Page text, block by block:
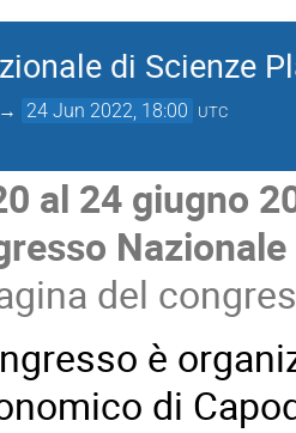
di Scienze
→ 24 Jun 2022, 18:00 UTC
al 24 giugno
del
è
di